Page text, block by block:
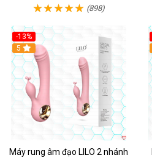
(898)
-13%
Hot
5
Máy rung âm đạo LILO 2 nhánh